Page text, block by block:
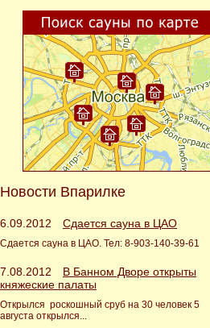
Новости Впарилке
6.09.2012 Сдается сауна в ЦАО
Сдается сауна в ЦАО. Тел: 8-903-140-39-61
7.08.2012
В Банном Дворе открыты
княжеские палаты
Открылся роскошный сруб на 30 человек 5
августа открылся...